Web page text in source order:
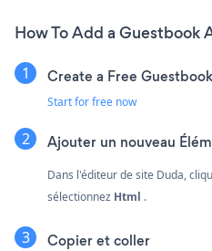
How To Add a Guestbook
Create a Free
Start for free now
Ajouter un nouveau
Dans l'éditeur de site Duda,
sélectionnez Html .
Copier et coller